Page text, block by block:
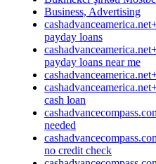
Business, Advertising
payday loans
payday loans near me
cash loan
needed
no credit check